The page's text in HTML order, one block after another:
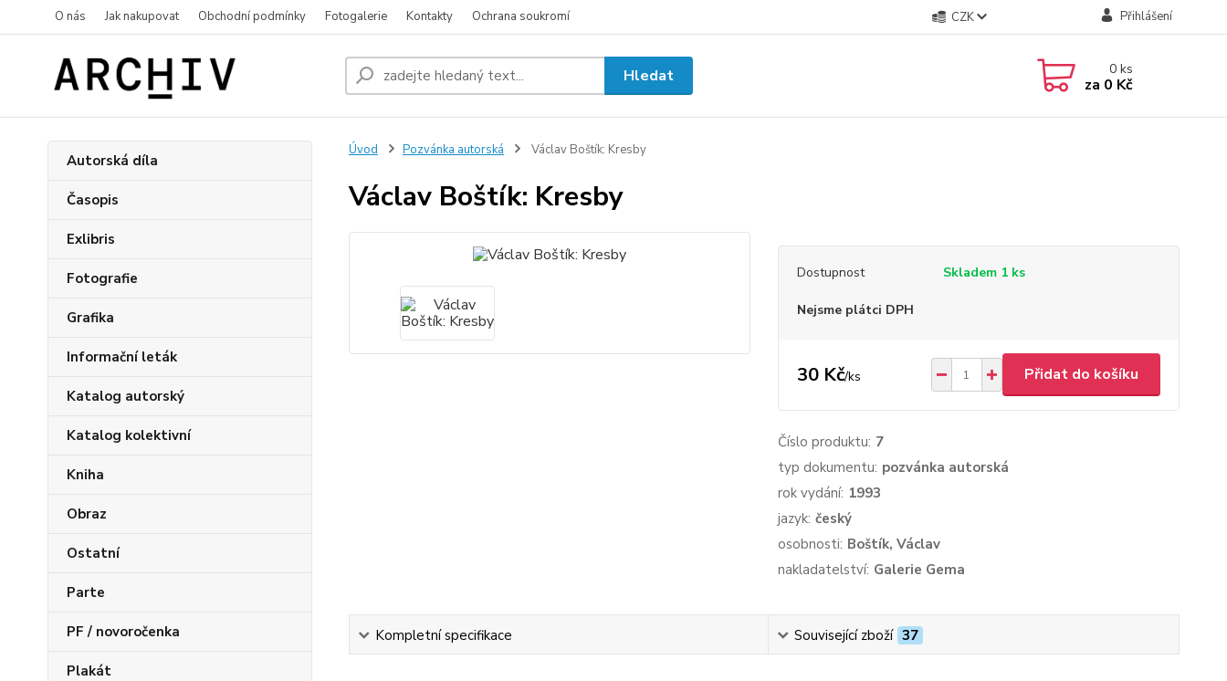
O nás Jak nakupovat Obchodní podmínky Fotogalerie Kontakty Ochrana soukromí CZK Přihlášení
Hledat 0ks
za 0 Kč
Autorská díla
Časopis
Exlibris
Fotografie
Grafika
Informační leták
Katalog autorský
Katalog kolektivní
Kniha
Obraz
Ostatní
Parte
PF / novoročenka
Plakát
Úvod Pozvánka autorská Václav Boštík: Kresby
Václav Boštík: Kresby
Dostupnost Skladem 1 ks
Nejsme plátci DPH
30 Kč/ks Přidat do košíku
Číslo produktu: 7
typ dokumentu: pozvánka autorská
rok vydání: 1993
jazyk: český
osobnosti: Boštík, Václav
nakladatelství: Galerie Gema
Kompletní specifikace Související zboží 37